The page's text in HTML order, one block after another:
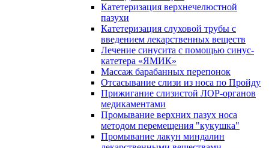
Катетеризация верхнечелюстной
пазухи
Катетеризация слуховой трубы с
введением лекарственных веществ
Лечение синусита с помощью синус-
катетера «ЯМИК»
Массаж барабанных перепонок
Отсасывание слизи из носа по Пройду
Прижигание слизистой ЛОР-органов
медикаментами
Промывание верхних пазух носа
методом перемещения "кукушка"
Промывание лакун миндалин